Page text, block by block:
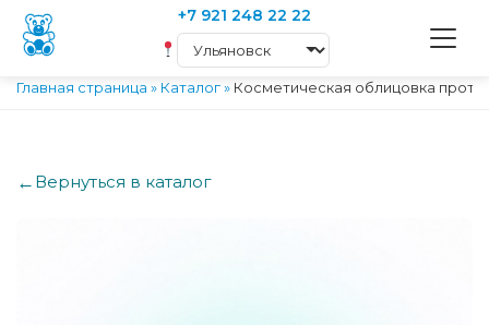
+7 921 248 22 22
Главная страница » Каталог» Косметическая облицовка
← Вернуться в каталог